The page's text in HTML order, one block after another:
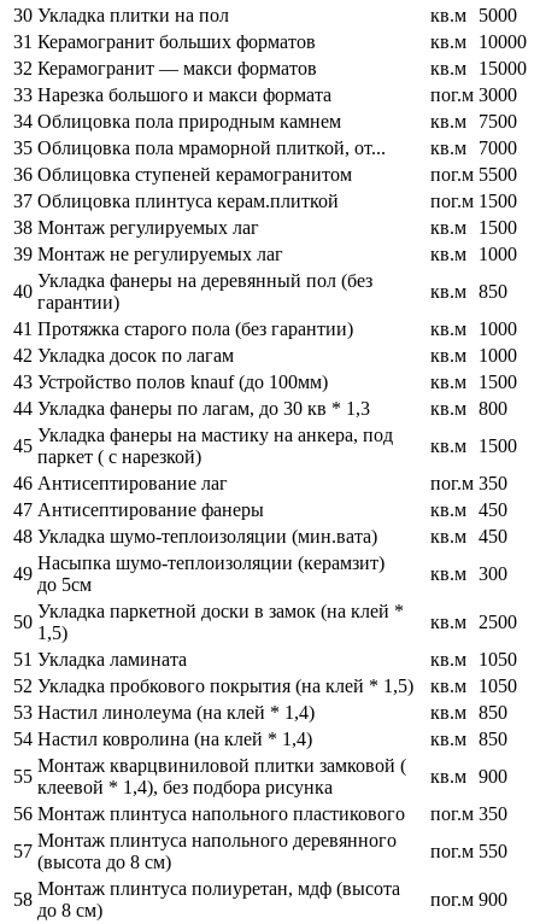
30 Укладка плитки на пол кв.м
5000
31 Керамогранит больших форматов кв.м
10000
32 Керамогранит — макси форматов кв.м
15000
33 Нарезка большого и макси формата пог.м 3000
34 Облицовка пола природным камнем кв.м
7500
35 Облицовка пола мраморной плиткой, от... кв.м
7000
36 Облицовка ступеней керамогранитом пог.м 5500
37 Облицовка плинтуса керам.плиткой пог.м 1500
38 Монтаж регулируемых лаг кв.м
1500
39 Монтаж не регулируемых лаг кв.м
1000
40
Укладка фанеры на деревянный пол (без
гарантии)
кв.м 850
41 Протяжка старого пола (без гарантии) кв.м
1000
42 Укладка досок по лагам кв.м
1000
43 Устройство полов knauf (до 100мм) кв.м
1500
44 Укладка фанеры по лагам, до 30 кв * 1,3 кв.м 800
45
Укладка фанеры на мастику на анкера, под
паркет ( с нарезкой)
кв.м
1500
46 Антисептирование лаг пог.м 350
47 Антисептирование фанеры кв.м 450
48 Укладка шумо-теплоизоляции (мин.вата) кв.м 450
49
Насыпка шумо-теплоизоляции (керамзит)
до 5см
кв.м 300
50
Укладка паркетной доски в замок (на клей *
1,5)
кв.м
2500
51 Укладка ламината кв.м
1050
52 Укладка пробкового покрытия (на клей * 1,5) кв.м
1050
53 Настил линолеума (на клей * 1,4) кв.м 850
54 Настил ковролина (на клей * 1,4) кв.м 850
55
Монтаж кварцвиниловой плитки замковой (
клеевой * 1,4), без подбора рисунка
кв.м 900
56 Монтаж плинтуса напольного пластикового пог.м 350
57
Монтаж плинтуса напольного деревянного
(высота до 8 см)
пог.м 550
58
Монтаж плинтуса полиуретан, мдф (высота
до 8 см)
пог.м 900